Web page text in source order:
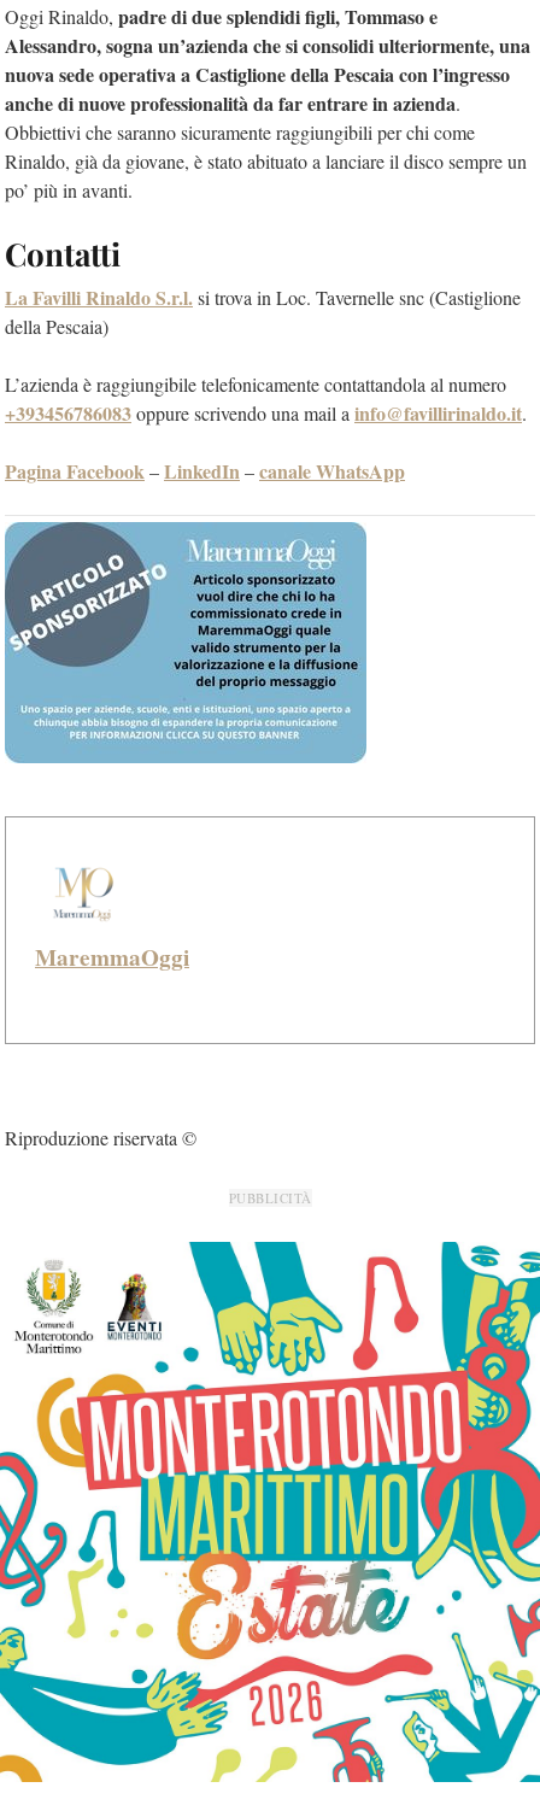
Oggi Rinaldo, padre di due splendidi figli, Tommaso e
Alessandro, sogna un’azienda che si consolidi ulteriormente, una
nuova sede operativa a Castiglione della Pescaia con l’ingresso
anche di nuove professionalità da far entrare in azienda.
Obbiettivi che saranno sicuramente raggiungibili per chi come
Rinaldo, già da giovane, è stato abituato a lanciare il disco sempre un
po’ più in avanti.
Contatti
La Favilli Rinaldo S.r.l.si trova in Loc. Tavernelle snc (Castiglione
della Pescaia)
L’azienda è raggiungibile telefonicamente contattandola al numero
+393456786083oppure scrivendo una mail a info@favillirinaldo.it.
Pagina Facebook –LinkedIn –canale WhatsApp
MaremmaOggi
Riproduzione riservata ©
PUBBLICITÀ